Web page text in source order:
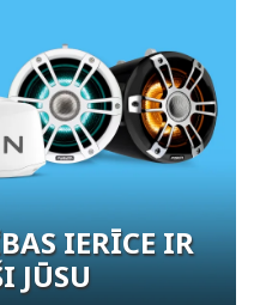
IERĪCE IR
JŪSU